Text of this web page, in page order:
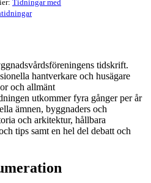
Tidningar med
tidskrift.
hantverkare och husägare
och allmänt
utkommer fyra gånger per år
ämnen, byggnaders och
och arkitektur, hållbara
tips samt en hel del debatt och